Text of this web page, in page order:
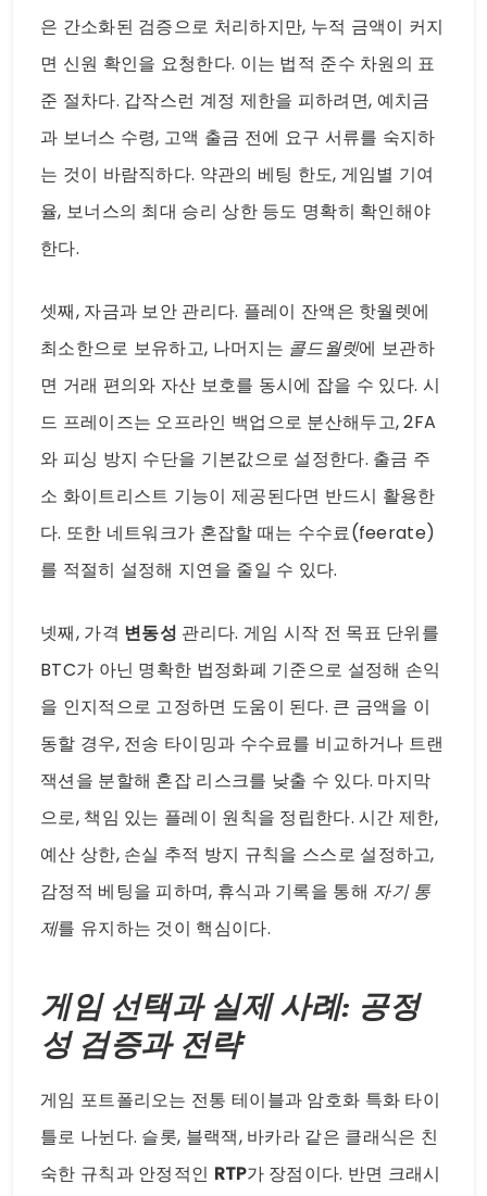
은 간소화된 검증으로 처리하지만, 누적 금액이 커지
면 신원 확인을 요청한다. 이는 법적 준수 차원의 표
준 절차다. 갑작스런 계정 제한을 피하려면, 예치금
과 보너스 수령, 고액 출금 전에 요구 서류를 숙지하
는 것이 바람직하다. 약관의 베팅 한도, 게임별 기여
율, 보너스의 최대 승리 상한 등도 명확히 확인해야
한다.
셋째, 자금과 보안 관리다. 플레이 잔액은 핫월렛에
최소한으로 보유하고, 나머지는 콜드월렛에 보관하
면 거래 편의와 자산 보호를 동시에 잡을 수 있다. 시
드 프레이즈는 오프라인 백업으로 분산해두고, 2FA
와 피싱 방지 수단을 기본값으로 설정한다. 출금 주
소 화이트리스트 기능이 제공된다면 반드시 활용한
다. 또한 네트워크가 혼잡할 때는 수수료(feerate)
를 적절히 설정해 지연을 줄일 수 있다.
넷째, 가격 변동성 관리다. 게임 시작 전 목표 단위를
BTC가 아닌 명확한 법정화폐 기준으로 설정해 손익
을 인지적으로 고정하면 도움이 된다. 큰 금액을 이
동할 경우, 전송 타이밍과 수수료를 비교하거나 트랜
잭션을 분할해 혼잡 리스크를 낮출 수 있다. 마지막
으로, 책임 있는 플레이 원칙을 정립한다. 시간 제한,
예산 상한, 손실 추적 방지 규칙을 스스로 설정하고,
감정적 베팅을 피하며, 휴식과 기록을 통해 자기 통
제를 유지하는 것이 핵심이다.
게임 선택과 실제 사례: 공정
성 검증과 전략
게임 포트폴리오는 전통 테이블과 암호화 특화 타이
틀로 나뉜다. 슬롯, 블랙잭, 바카라 같은 클래식은 친
숙한 규칙과 안정적인 RTP가 장점이다. 반면 크래시